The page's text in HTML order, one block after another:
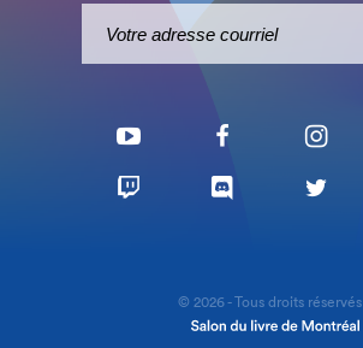
© 2026 - Tous droits réservés